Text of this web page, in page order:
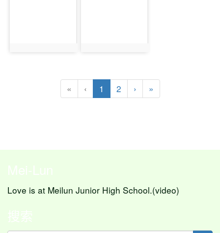
« ‹ 1 (目前頁次)
2 ›下一頁
»
Mei-Lun
Love is at Meilun Junior High School.(video)
搜索